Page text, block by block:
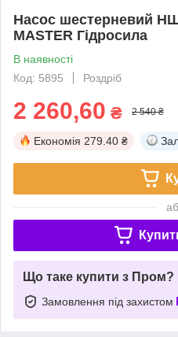
Насос шестерневий
MASTER Гідросила
В наявності
Код: 5895
Роздріб
2 260,60 ₴ 2 540 ₴
Економія 279.40 ₴
Що таке купити з Пром?
Замовлення під захистом